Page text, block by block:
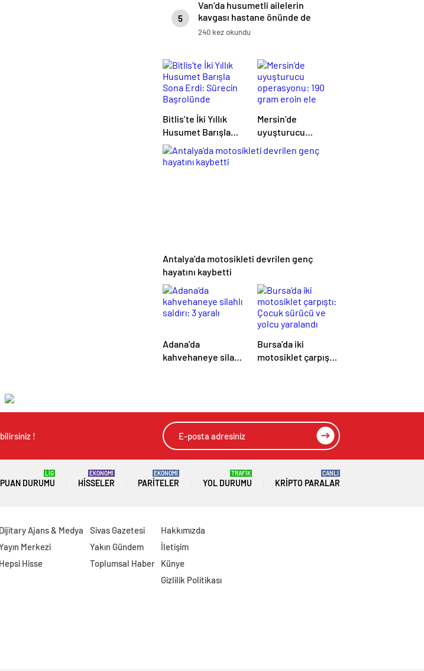
5
Van’da husumetli ailelerin
kavgası hastane önünde de
devam etti: 14 yaralı
240 kez okundu
Bitlis’te İki Yıllık
Husumet Barışla
Sona Erdi: Sürecin
Başrolünde
Atmanega Aşireti
Mersin’de
uyuşturucu
operasyonu: 190
gram eroin ele
Antalya’da motosikleti devrilen genç
hayatını kaybetti
Adana’da
kahvehaneye silahlı
Bursa’da iki
motosiklet çarpıştı:
!
PUAN DURUMU
LİG
HISSELER
EKONOMİ
PARITELER
EKONOMİ
YOL DURUMU
TRAFİK
KRIPTO PARALAR
CANLI
Dijitary Ajans & Medya
Merkezi
Hepsi Hisse
Sivas Gazetesi
Yakın Gündem
Toplumsal Haber
Hakkımızda
İletişim
Künye
Gizlilik Politikası